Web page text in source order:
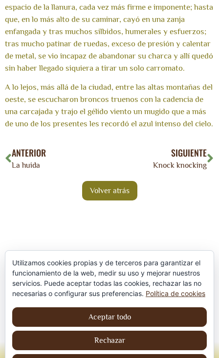
espacio de la llanura, cada vez más firme e imponente; hasta
que, en lo más alto de su caminar, cayó en una zanja
enfangada y tras muchos silbidos, humerales y esfuerzos;
tras mucho patinar de ruedas, exceso de presión y calentar
de metal, se vio incapaz de abandonar su charca y allí quedó
sin haber llegado siquiera a tirar un solo carromato.
A lo lejos, más allá de la ciudad, entre las altas montañas del
oeste, se escucharon broncos truenos con la cadencia de
una carcajada y trajo el gélido viento un mugido que a más
de uno de los presentes les recordó el azul intenso del cielo.
ANTERIOR
La huida
SIGUIENTE
Knock knocking
Política de privacidad
Aviso Legal
Política de cookies
© Jordi contreraS – Todos los derechos
Utilizamos cookies propias y de terceros para garantizar el
funcionamiento de la web, medir su uso y mejorar nuestros
servicios. Puede aceptar todas las cookies, rechazar las no
necesarias o configurar sus preferencias. Política de cookies
Aceptar todo
Rechazar